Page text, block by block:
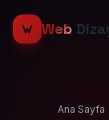
Web
Ana Sayfa